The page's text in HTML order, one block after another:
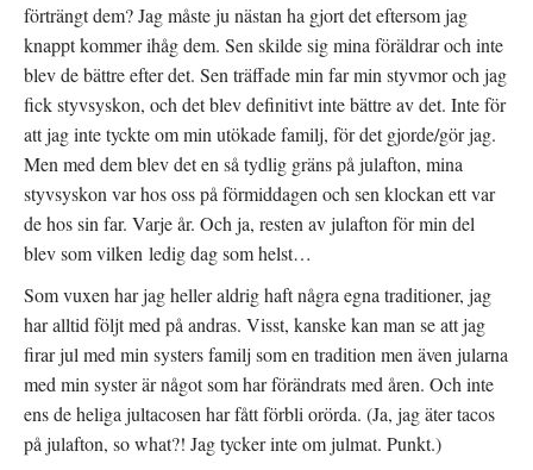
förträngt dem? Jag måste ju nästan ha gjort det eftersom jag
knappt kommer ihåg dem. Sen skilde sig mina föräldrar och inte
blev de bättre efter det. Sen träffade min far min styvmor och jag
fick styvsyskon, och det blev definitivt inte bättre av det. Inte för
att jag inte tyckte om min utökade familj, för det gjorde/gör jag.
Men med dem blev det en så tydlig gräns på julafton, mina
styvsyskon var hos oss på förmiddagen och sen klockan ett var
de hos sin far. Varje år. Och ja, resten av julafton för min del
blev som vilken ledig dag som helst…
Som vuxen har jag heller aldrig haft några egna traditioner, jag
har alltid följt med på andras. Visst, kanske kan man se att jag
firar jul med min systers familj som en tradition men även jularna
med min syster är något som har förändrats med åren. Och inte
ens de heliga jultacosen har fått förbli orörda. (Ja, jag äter tacos
på julafton, so what?! Jag tycker inte om julmat. Punkt.)